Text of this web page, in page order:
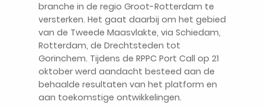
Word
Contact
branche in de regio Groot-Rotterdam te
versterken. Het gaat daarbij om het gebied
van de Tweede Maasvlakte, via Schiedam,
Rotterdam, de Drechtsteden tot
Gorinchem. Tijdens de RPPC Port Call op 21
oktober werd aandacht besteed aan de
behaalde resultaten van het platform en
aan toekomstige ontwikkelingen.